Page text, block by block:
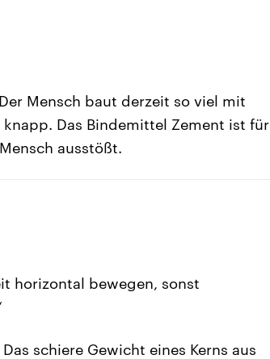
Der Mensch baut derzeit so viel mit
Das Bindemittel Zement ist für
ausstößt.
horizontal bewegen, sonst
schiere Gewicht eines Kerns aus